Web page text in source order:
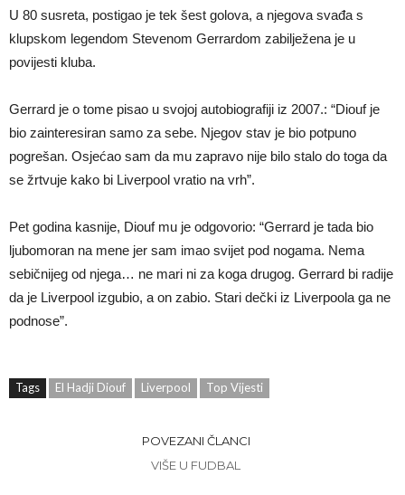
U 80 susreta, postigao je tek šest golova, a njegova svađa s
klupskom legendom Stevenom Gerrardom zabilježena je u
povijesti kluba.
Gerrard je o tome pisao u svojoj autobiografiji iz 2007.: “Diouf je
bio zainteresiran samo za sebe. Njegov stav je bio potpuno
pogrešan. Osjećao sam da mu zapravo nije bilo stalo do toga da
se žrtvuje kako bi Liverpool vratio na vrh”.
Pet godina kasnije, Diouf mu je odgovorio: “Gerrard je tada bio
ljubomoran na mene jer sam imao svijet pod nogama. Nema
sebičnijeg od njega… ne mari ni za koga drugog. Gerrard bi radije
da je Liverpool izgubio, a on zabio. Stari dečki iz Liverpoola ga ne
podnose”.
Tags El Hadji Diouf Liverpool Top Vijesti
POVEZANI ČLANCI
VIŠE U FUDBAL